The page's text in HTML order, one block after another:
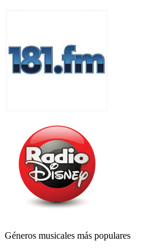
Géneros musicales más populares